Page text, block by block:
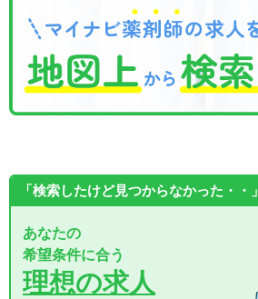
「検索したけど見つからなかった・・」
あなたの
希望条件に合う
理想の求人